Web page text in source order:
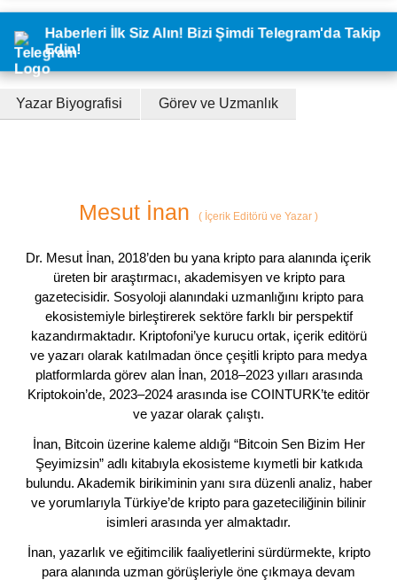
Haberleri İlk Siz Alın! Bizi Şimdi Telegram'da Takip
Edin!
Yazar Biyografisi Görev ve Uzmanlık
Mesut İnan ( İçerik Editörü ve Yazar )
Dr. Mesut İnan, 2018’den bu yana kripto para alanında içerik
üreten bir araştırmacı, akademisyen ve kripto para
gazetecisidir. Sosyoloji alanındaki uzmanlığını kripto para
ekosistemiyle birleştirerek sektöre farklı bir perspektif
kazandırmaktadır. Kriptofoni’ye kurucu ortak, içerik editörü
ve yazarı olarak katılmadan önce çeşitli kripto para medya
platformlarda görev alan İnan, 2018–2023 yılları arasında
Kriptokoin’de, 2023–2024 arasında ise COINTURK’te editör
ve yazar olarak çalıştı.
İnan, Bitcoin üzerine kaleme aldığı “Bitcoin Sen Bizim Her
Şeyimizsin” adlı kitabıyla ekosisteme kıymetli bir katkıda
bulundu. Akademik birikiminin yanı sıra düzenli analiz, haber
ve yorumlarıyla Türkiye’de kripto para gazeteciliğinin bilinir
isimleri arasında yer almaktadır.
İnan, yazarlık ve eğitimcilik faaliyetlerini sürdürmekte, kripto
para alanında uzman görüşleriyle öne çıkmaya devam